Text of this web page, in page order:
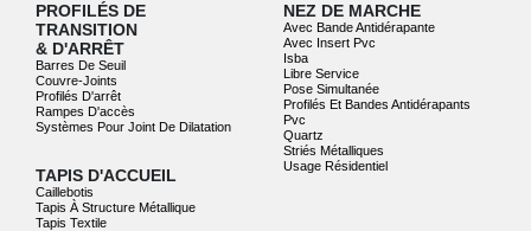
PROFILÉS DE
TRANSITION
& D'ARRÊT
Barres De Seuil
Couvre-Joints
Profilés D'arrêt
Rampes D'accès
Systèmes Pour Joint De Dilatation
TAPIS D'ACCUEIL
Caillebotis
Tapis À Structure Métallique
Tapis Textile
NEZ DE MARCHE
Avec Bande Antidérapante
Avec Insert Pvc
Isba
Libre Service
Pose Simultanée
Profilés Et Bandes Antidérapants
Pvc
Quartz
Striés Métalliques
Usage Résidentiel